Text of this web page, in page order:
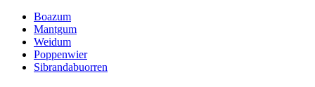
Boazum
Mantgum
Weidum
Poppenwier
Sibrandabuorren